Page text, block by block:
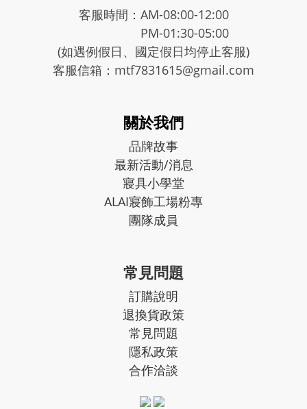
客服時間：AM-08:00-12:00
PM-01:30-05:00
(如遇例假日、國定假日均停止客服)
客服信箱：mtf7831615@gmail.com
關於我們
品牌故事
最新活動/消息
寢具小學堂
ALAI寢飾工場粉專
團隊成員
常見問題
訂購說明
退換貨政策
常見問題
隱私政策
合作洽談